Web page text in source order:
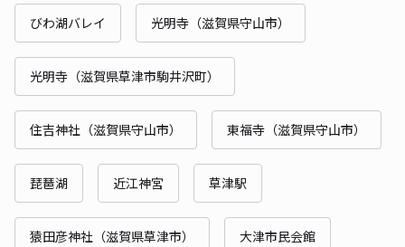
びわ湖バレイ 光明寺（滋賀県守山市）
光明寺（滋賀県草津市駒井沢町）
住吉神社（滋賀県守山市） 東福寺（滋賀県守山市）
琵琶湖 近江神宮 草津駅
猿田彦神社（滋賀県草津市） 大津市民会館